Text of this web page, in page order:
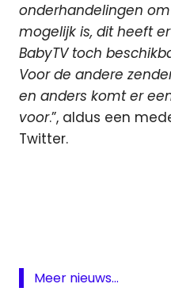
onderhandelingen
mogelijk is, dit heeft
BabyTV toch
Voor de andere
en anders komt er
voor.”, aldus een
Twitter.
KPN
Meer nieuws...